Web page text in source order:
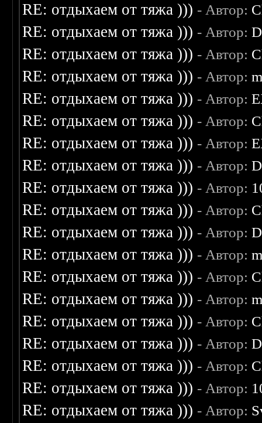
RE: отдыхаем от тяжа ))) - Автор:
RE: отдыхаем от тяжа ))) - Автор:
RE: отдыхаем от тяжа ))) - Автор:
RE: отдыхаем от тяжа ))) - Автор:
RE: отдыхаем от тяжа ))) - Автор:
RE: отдыхаем от тяжа ))) - Автор:
RE: отдыхаем от тяжа ))) - Автор:
RE: отдыхаем от тяжа ))) - Автор:
RE: отдыхаем от тяжа ))) - Автор:
RE: отдыхаем от тяжа ))) - Автор:
RE: отдыхаем от тяжа ))) - Автор:
RE: отдыхаем от тяжа ))) - Автор:
RE: отдыхаем от тяжа ))) - Автор:
RE: отдыхаем от тяжа ))) - Автор:
RE: отдыхаем от тяжа ))) - Автор:
RE: отдыхаем от тяжа ))) - Автор:
RE: отдыхаем от тяжа ))) - Автор:
RE: отдыхаем от тяжа ))) - Автор:
RE: отдыхаем от тяжа ))) - Автор: